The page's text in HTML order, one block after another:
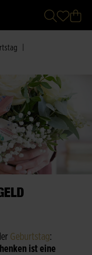
V
Geburtstag:
ist eine